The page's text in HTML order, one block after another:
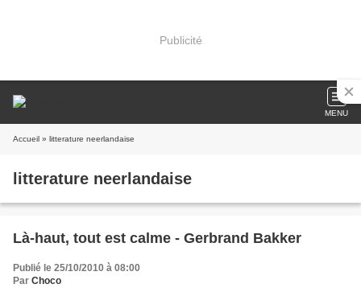
Publicité
MENU
Accueil » litterature neerlandaise
litterature neerlandaise
Là-haut, tout est calme - Gerbrand Bakker
Publié le 25/10/2010 à 08:00
Par Choco